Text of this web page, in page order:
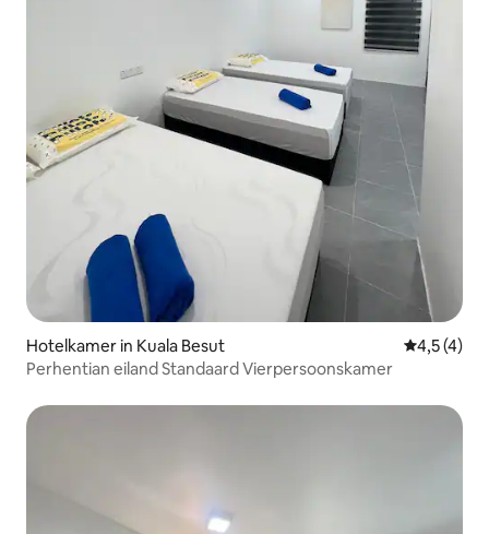
Hotelkamer in Kuala Besut
4,5 (4)
Perhentian eiland Standaard Vierpersoonskamer